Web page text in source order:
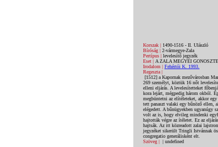
Korszak |1490-1516 - II. Ulászló
Bíróság |2-vármegye-Zala
Pertípus |levelesítő jegyzék
Eset |A ZALA MEGYEI
Irodalom | Fehértói K. 1993.
Regeszta |
[1512] a Kapornak mezővárosban
269 személyt, köztük 16 nőt
elleni eljárás. A levelesítetteket
kora lejárt, mégpedig három okból.
megbüntetni az elítéleteket, akkor
tett panaszt valaki egy bűnöző ellen,
elégedett. A bűnügyekben ugyanúgy
volt az is, hogy elvileg mindenki
hajtották végre az ítéletet. Ez az
hajtsák. Az itt közreadott zalai
jegyzéket sikerült Tringli Istvánnak
congregatio generálisként elt.
Szöveg || undefined